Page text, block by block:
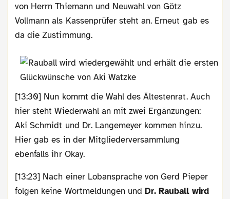
von Herrn Thiemann und Neuwahl von Götz
Vollmann als Kassenprüfer steht an. Erneut gab es
da die Zustimmung.
[13:30] Nun kommt die Wahl des Ältestenrat. Auch
hier steht Wiederwahl an mit zwei Ergänzungen:
Aki Schmidt und Dr. Langemeyer kommen hinzu.
Hier gab es in der Mitgliederversammlung
ebenfalls ihr Okay.
[13:23] Nach einer Lobansprache von Gerd Pieper
folgen keine Wortmeldungen undDr. Rauball wird